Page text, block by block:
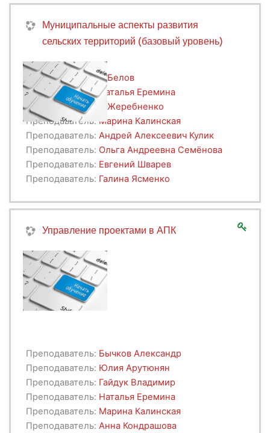
Муниципальные аспекты развития
сельских территорий (базовый уровень)
Преподаватель:А Белов
Преподаватель: Наталья Еремина
Преподаватель:
А Жеребненко
Преподаватель: Марина Калинская
Преподаватель: Андрей Алексеевич Кулик
Преподаватель: Ольга Андреевна Семёнова
Преподаватель: Евгений Шварев
Преподаватель: Галина Ясменко
Управление проектами в АПК
Преподаватель: Бычков Александр
Преподаватель: Юлия Арутюнян
Преподаватель: Гайдук Владимир
Преподаватель: Наталья Еремина
Преподаватель: Марина Калинская
Преподаватель: Анна Кондрашова